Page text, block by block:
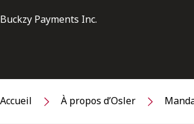
Buckzy Payments Inc.
Accueil À propos d’Osler